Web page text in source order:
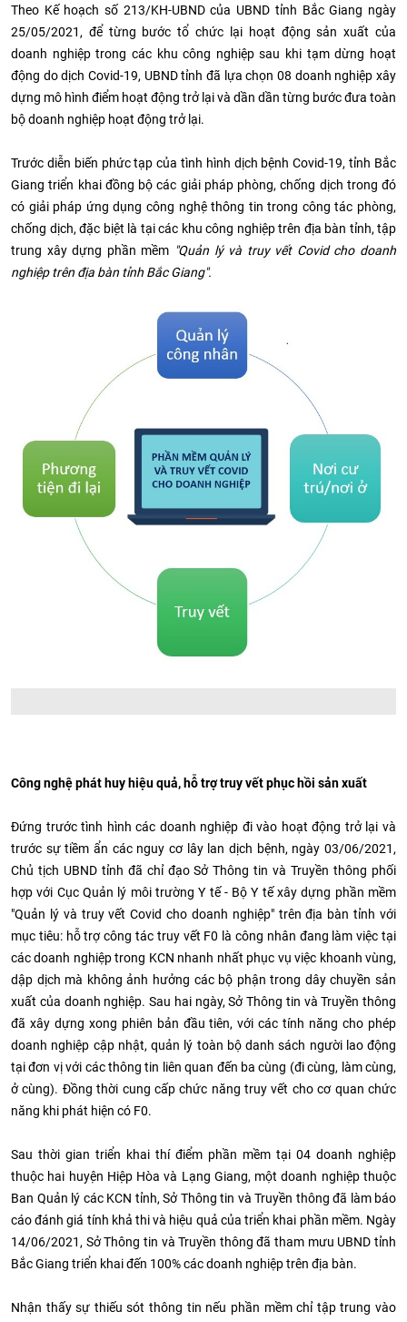
Theo Kế hoạch số 213/KH-UBND của UBND tỉnh Bắc Giang ngày
25/05/2021, để từng bước tổ chức lại hoạt động sản xuất của
doanh nghiệp trong các khu công nghiệp sau khi tạm dừng hoạt
động do dịch Covid-19, UBND tỉnh đã lựa chọn 08 doanh nghiệp xây
dựng mô hình điểm hoạt động trở lại và dần dần từng bước đưa toàn
bộ doanh nghiệp hoạt động trở lại.
Trước diễn biến phức tạp của tình hình dịch bệnh Covid-19, tỉnh Bắc
Giang triển khai đồng bộ các giải pháp phòng, chống dịch trong đó
có giải pháp ứng dụng công nghệ thông tin trong công tác phòng,
chống dịch, đặc biệt là tại các khu công nghiệp trên địa bàn tỉnh, tập
trung xây dựng phần mềm "Quản lý và truy vết Covid cho doanh
nghiệp trên địa bàn tỉnh Bắc Giang".
Công nghệ phát huy hiệu quả, hỗ trợ truy vết phục hồi sản xuất
Đứng trước tình hình các doanh nghiệp đi vào hoạt động trở lại và
trước sự tiềm ẩn các nguy cơ lây lan dịch bệnh, ngày 03/06/2021,
Chủ tịch UBND tỉnh đã chỉ đạo Sở Thông tin và Truyền thông phối
hợp với Cục Quản lý môi trường Y tế - Bộ Y tế xây dựng phần mềm
"Quản lý và truy vết Covid cho doanh nghiệp" trên địa bàn tỉnh với
mục tiêu: hỗ trợ công tác truy vết F0 là công nhân đang làm việc tại
các doanh nghiệp trong KCN nhanh nhất phục vụ việc khoanh vùng,
dập dịch mà không ảnh hưởng các bộ phận trong dây chuyền sản
xuất của doanh nghiệp. Sau hai ngày, Sở Thông tin và Truyền thông
đã xây dựng xong phiên bản đầu tiên, với các tính năng cho phép
doanh nghiệp cập nhật, quản lý toàn bộ danh sách người lao động
tại đơn vị với các thông tin liên quan đến ba cùng (đi cùng, làm cùng,
ở cùng). Đồng thời cung cấp chức năng truy vết cho cơ quan chức
năng khi phát hiện có F0.
Sau thời gian triển khai thí điểm phần mềm tại 04 doanh nghiệp
thuộc hai huyện Hiệp Hòa và Lạng Giang, một doanh nghiệp thuộc
Ban Quản lý các KCN tỉnh, Sở Thông tin và Truyền thông đã làm báo
cáo đánh giá tính khả thi và hiệu quả của triển khai phần mềm. Ngày
14/06/2021, Sở Thông tin và Truyền thông đã tham mưu UBND tỉnh
Bắc Giang triển khai đến 100% các doanh nghiệp trên địa bàn.
Nhận thấy sự thiếu sót thông tin nếu phần mềm chỉ tập trung vào